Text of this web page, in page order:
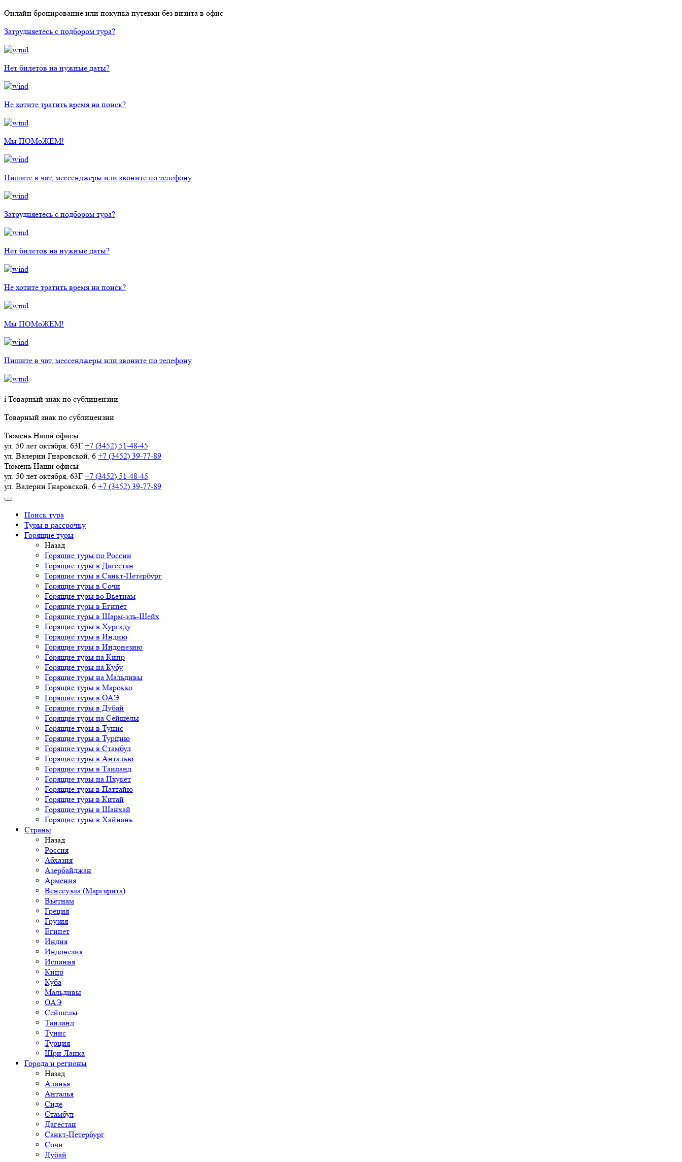
Онлайн бронирование или покупка путевки без визита в офис
Затрудняетесь с подбором тура?
Нет билетов на нужные даты?
Не хотите тратить время на поиск?
Мы ПОМоЖЕМ!
Пишите в чат, мессенджеры или звоните по телефону
Затрудняетесь с подбором тура?
Нет билетов на нужные даты?
Не хотите тратить время на поиск?
Мы ПОМоЖЕМ!
Пишите в чат, мессенджеры или звоните по телефону
i Товарный знак по сублицензии
Товарный знак по сублицензии
Тюмень Наши офисы
ул. 50 лет октября, 63Г +7 (3452) 51-48-45
ул. Валерии Гнаровской, 6 +7 (3452) 39-77-89
Тюмень Наши офисы
ул. 50 лет октября, 63Г +7 (3452) 51-48-45
ул. Валерии Гнаровской, 6 +7 (3452) 39-77-89
Поиск тура
Туры в рассрочку
Горящие туры
Назад
Горящие туры по России
Горящие туры в Дагестан
Горящие туры в Санкт-Петербург
Горящие туры в Сочи
Горящие туры во Вьетнам
Горящие туры в Египет
Горящие туры в Шарм-эль-Шейх
Горящие туры в Хургаду
Горящие туры в Индию
Горящие туры в Индонезию
Горящие туры на Кипр
Горящие туры на Кубу
Горящие туры на Мальдивы
Горящие туры в Марокко
Горящие туры в ОАЭ
Горящие туры в Дубай
Горящие туры на Сейшелы
Горящие туры в Тунис
Горящие туры в Турцию
Горящие туры в Стамбул
Горящие туры в Анталью
Горящие туры в Таиланд
Горящие туры на Пхукет
Горящие туры в Паттайю
Горящие туры в Китай
Горящие туры в Шанхай
Горящие туры в Хайнань
Страны
Назад
Россия
Абхазия
Азербайджан
Армения
Венесуэла (Маргарита)
Вьетнам
Греция
Грузия
Египет
Индия
Индонезия
Испания
Кипр
Куба
Мальдивы
ОАЭ
Сейшелы
Таиланд
Тунис
Турция
Шри Ланка
Города и регионы
Назад
Аланья
Анталья
Сиде
Стамбул
Дагестан
Санкт-Петербург
Сочи
Дубай